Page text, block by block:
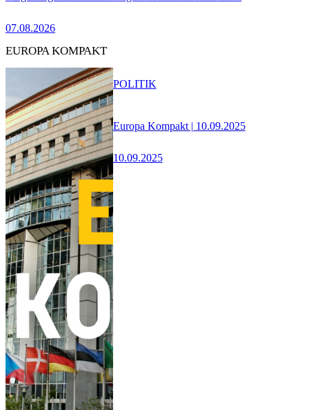
07.08.2026
EUROPA KOMPAKT
Europa Kompakt | 10.09.2025
10.09.2025
POLITIK